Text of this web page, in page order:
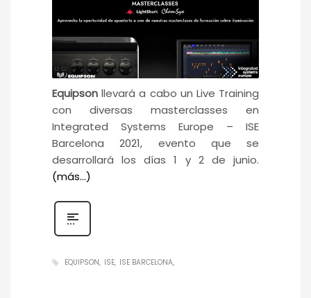
Equipsonllevará a cabo un Live Training
con diversas masterclasses en
Integrated Systems Europe – ISE
Barcelona 2021, evento que se
desarrollará los días 1 y 2 de junio.
(más…)
EQUIPSON ISE ISE BARCELONA